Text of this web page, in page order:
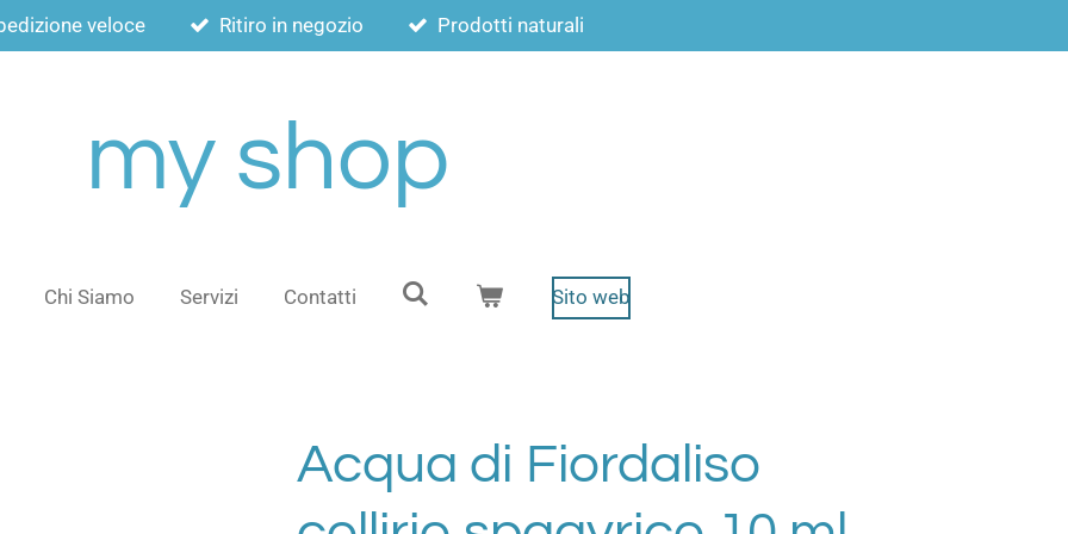
veloce Ritiro in negozio Prodotti naturali
my shop
Chi Siamo Servizi Contatti Sito web
Acqua di Fiordaliso